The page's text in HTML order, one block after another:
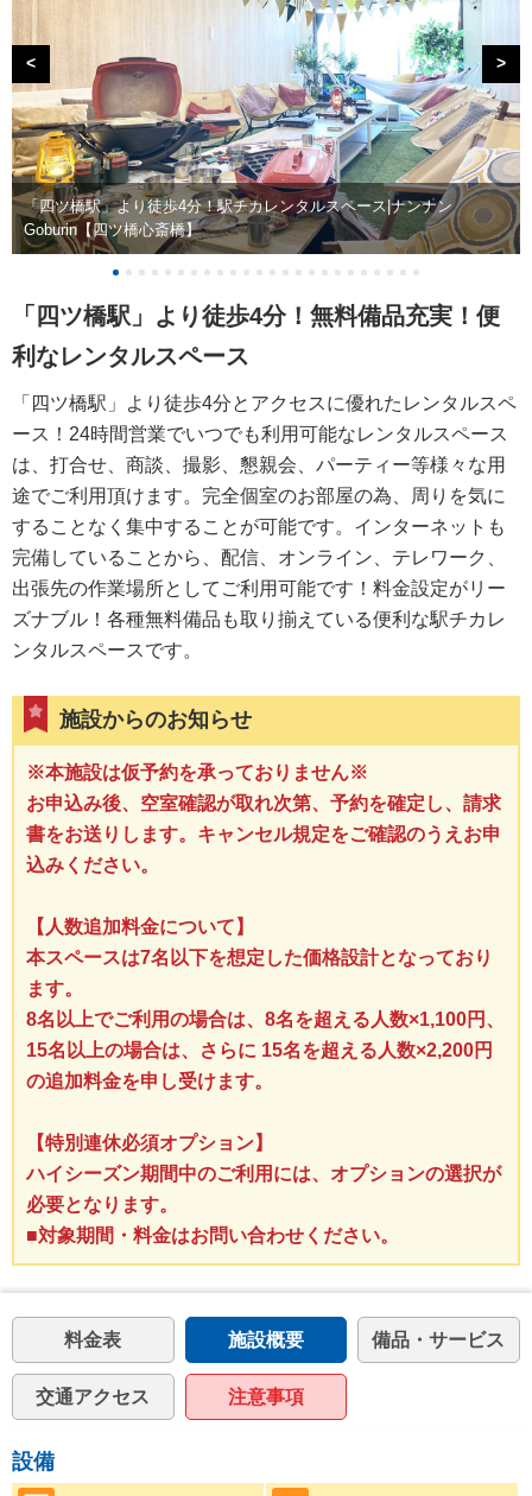
「四ツ橋駅」より徒歩4分！駅チカレンタルスペース|ナンナン
Goburin【四ツ橋心斎橋】
< >
「四ツ橋駅」より徒歩4分！無料備品充実！便
利なレンタルスペース
「四ツ橋駅」より徒歩4分とアクセスに優れたレンタルスペ
ース！24時間営業でいつでも利用可能なレンタルスペース
は、打合せ、商談、撮影、懇親会、パーティー等様々な用
途でご利用頂けます。完全個室のお部屋の為、周りを気に
することなく集中することが可能です。インターネットも
完備していることから、配信、オンライン、テレワーク、
出張先の作業場所としてご利用可能です！料金設定がリー
ズナブル！各種無料備品も取り揃えている便利な駅チカレ
ンタルスペースです。
施設からのお知らせ
※本施設は仮予約を承っておりません※
お申込み後、空室確認が取れ次第、予約を確定し、請求
書をお送りします。キャンセル規定をご確認のうえお申
込みください。
【人数追加料金について】
本スペースは7名以下を想定した価格設計となっており
ます。
8名以上でご利用の場合は、8名を超える人数×1,100円、
15名以上の場合は、さらに 15名を超える人数×2,200円
の追加料金を申し受けます。
【特別連休必須オプション】
ハイシーズン期間中のご利用には、オプションの選択が
必要となります。
■対象期間・料金はお問い合わせください。
料金表 施設概要 備品・サービス
交通アクセス 注意事項
設備